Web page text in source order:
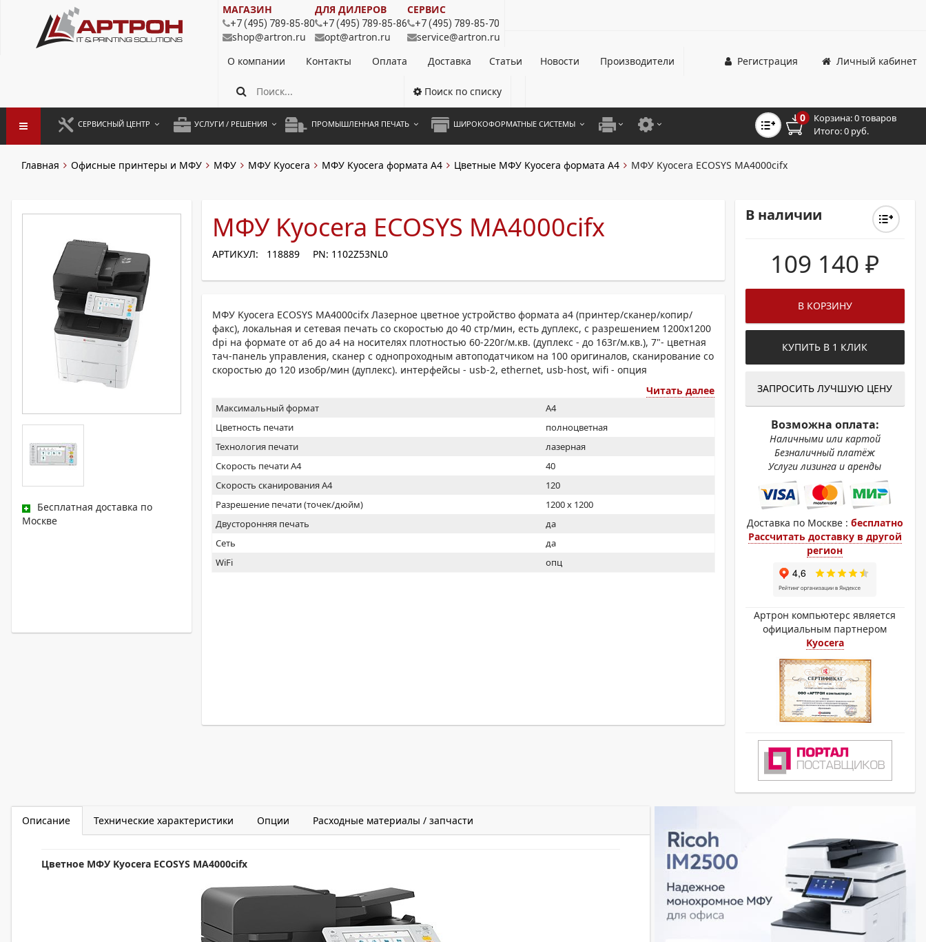
МАГАЗИН
+7 (495) 789-85-80
shop@artron.ru
ДЛЯ ДИЛЕРОВ
+7 (495) 789-85-86
opt@artron.ru
СЕРВИС
+7 (495) 789-85-70
service@artron.ru
О компании
Контакты Оплата Доставка Статьи Новости Производители Личный кабинет
Регистрация
Поиск по списку
СЕРВИСНЫЙ ЦЕНТР
ПРОФИЛАКТИКА И ТО
РАЗОВЫЕ РЕМОНТЫ
УСЛУГИ / РЕШЕНИЯ
АРЕНДА ОБОРУДОВАНИЯ
ПРОМЫШЛЕННАЯ ПЕЧАТЬ ШИРОКОФОРМАТНЫЕ СИСТЕМЫ
А4 МОНОХРОМНЫЕ
МОНОХРОМНЫЕ ПРИНТЕРЫ
ДЛЯ ШИРОКОФОРМАТНЫХ СИСТЕМ
0 Корзина:0 товаров
Итого:0 руб.
Главная Офисные принтеры и МФУ МФУ МФУ Kyocera МФУ Kyocera формата А4 Цветные МФУ Kyocera формата А4 МФУ Kyocera ECOSYS MA4000cifx
Бесплатная доставка по
Москве
МФУ Kyocera ECOSYS MA4000cifx
АРТИКУЛ: 118889 PN: 1102Z53NL0
МФУ Kyocera ECOSYS MA4000cifx Лазерное цветное устройство формата а4 (принтер/сканер/копир/
факс), локальная и сетевая печать со скоростью до 40 стр/мин, есть дуплекс, с разрешением 1200х1200
dpi на формате от а6 до а4 на носителях плотностью 60-220г/м.кв. (дуплекс - до 163г/м.кв.), 7"- цветная
тач-панель управления, сканер с однопроходным автоподатчиком на 100 оригиналов, сканирование со
скоростью до 120 изобр/мин (дуплекс). интерфейсы - usb-2, ethernet, usb-host, wifi - опция
Читать далее
Максимальный формат
A4
Цветность печати
полноцветная
Технология печати
лазерная
Скорость печати А4
40
Скорость сканирования А4
120
Разрешение печати (точек/дюйм)
1200 x 1200
Двусторонняя печать
да
Сеть
да
WiFi
опц
В наличии
109 140₽
В КОРЗИНУ
КУПИТЬ В 1 КЛИК
ЗАПРОСИТЬ ЛУЧШУЮ ЦЕНУ
Возможна оплата:
Наличными или картой
Безналичный платёж
Услуги лизинга и аренды
Доставка по Москве : бесплатно
Рассчитать доставку в другой
регион
Артрон компьютерс является
официальным партнером
Kyocera
Описание Технические характеристики Опции Расходные материалы / запчасти
Цветное МФУ Kyocera ECOSYS MA4000cifx